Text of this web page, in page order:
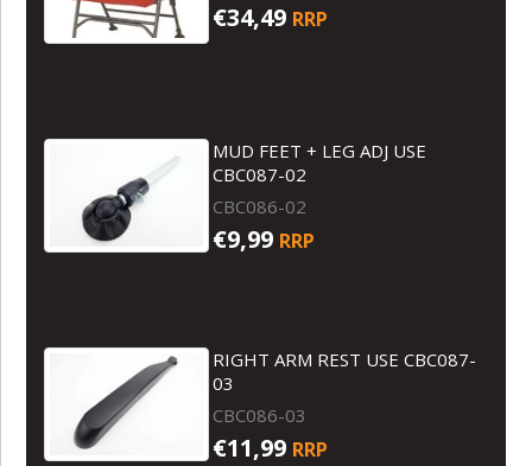
€34,49 RRP
MUD FEET + LEG ADJ USE
CBC087-02
CBC086-02
€9,99 RRP
RIGHT ARM REST USE CBC087-
03
CBC086-03
€11,99 RRP